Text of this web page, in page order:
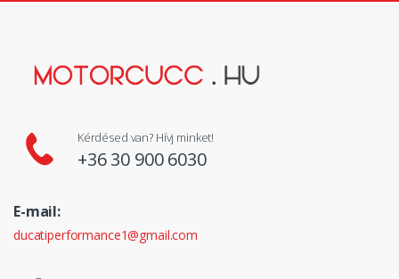
Kérdésed van? Hívj minket!
+36 30 900 6030
E-mail:
ducatiperformance1@gmail.com